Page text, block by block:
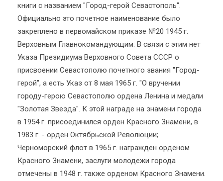
книги с названием "Город-герой Севастополь".
Официально это почетное наименование было
закреплено в первомайском приказе №20 1945 г.
Верховным Главнокомандующим. В связи с этим нет
Указа Президиума Верховного Совета СССР о
присвоении Севастополю почетного звания "Город-
герой", а есть Указ от 8 мая 1965 г. "О вручении
городу-герою Севастополю ордена Ленина и медали
"Золотая Звезда". К этой награде на знамени города
в 1954 г. присоединился орден Красного Знамени, в
1983 г. - орден Октябрьской Революции;
Черноморский флот в 1965 г. награжден орденом
Красного Знамени, заслуги молодежи города
отмечены в 1948 г. также орденом Красного Знамени.